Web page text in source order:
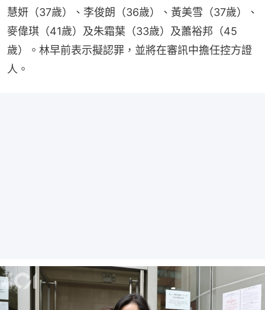
慧妍（37歲）、李俊朗（36歲）、黃美雪（37歲）、
麥偉琪（41歲）及朱霜葉（33歲）及蕭裕邦（45
歲）。林早前表示擬認罪，並將在審訊中擔任控方證
人。